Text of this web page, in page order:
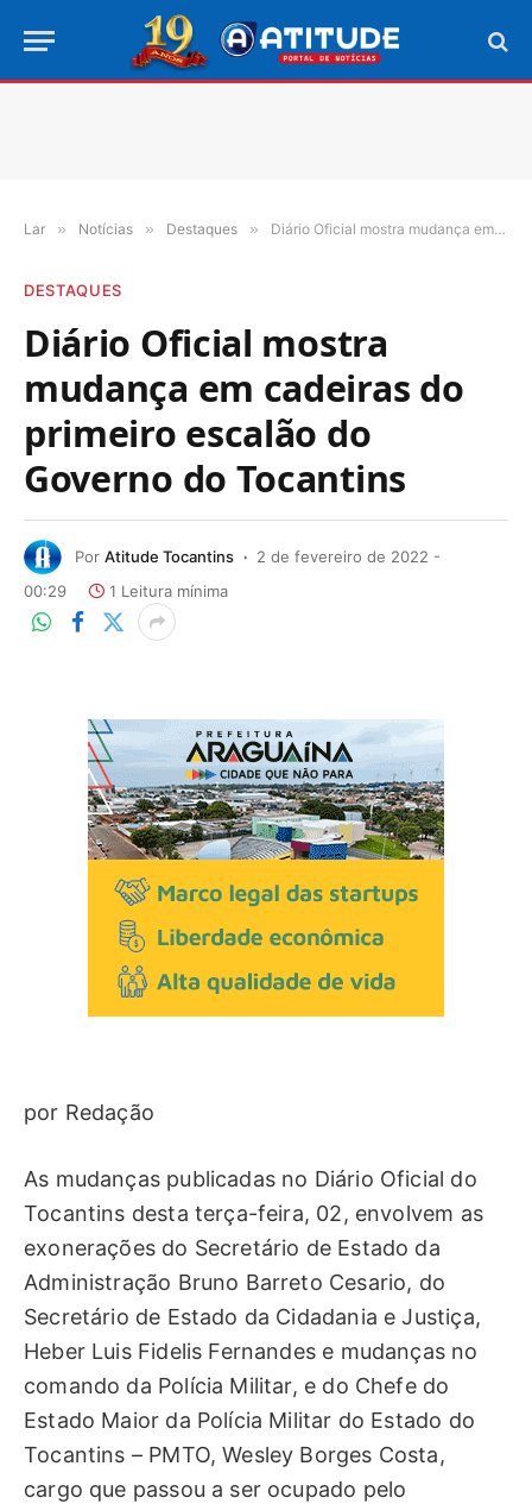
Lar » Notícias » Destaques » Diário Oficial mostra mudança em cadeiras do primeiro escalão do Governo do Tocantins
DESTAQUES
Diário Oficial mostra
mudança em cadeiras do
primeiro escalão do
Governo do Tocantins
Por Atitude Tocantins
2 de fevereiro de 2022 -
00:29
1 Leitura mínima
por Redação
As mudanças publicadas no Diário Oficial do
Tocantins desta terça-feira, 02, envolvem as
exonerações do Secretário de Estado da
Administração Bruno Barreto Cesario, do
Secretário de Estado da Cidadania e Justiça,
Heber Luis Fidelis Fernandes e mudanças no
comando da Polícia Militar, e do Chefe do
Estado Maior da Polícia Militar do Estado do
Tocantins – PMTO, Wesley Borges Costa,
cargo que passou a ser ocupado pelo